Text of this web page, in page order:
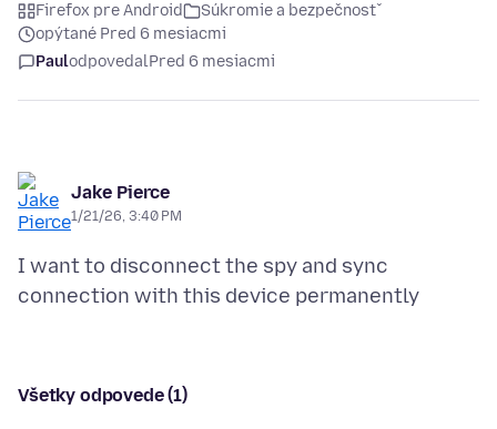
Firefox pre Android
Súkromie a bezpečnosť
opýtané Pred 6 mesiacmi
PaulodpovedalPred 6 mesiacmi
Jake Pierce
1/21/26, 3:40 PM
I want to disconnect the spy and sync
Všetky odpovede (1)